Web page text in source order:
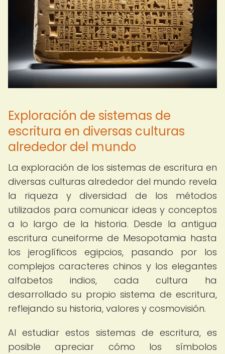
Exploración de sistemas de
escritura en diversas culturas
alrededor del mundo
La exploración de los sistemas de escritura en
diversas culturas alrededor del mundo revela
la riqueza y diversidad de los métodos
utilizados para comunicar ideas y conceptos
a lo largo de la historia. Desde la antigua
escritura cuneiforme de Mesopotamia hasta
los jeroglíficos egipcios, pasando por los
complejos caracteres chinos y los elegantes
alfabetos indios, cada cultura ha
desarrollado su propio sistema de escritura,
reflejando su historia, valores y cosmovisión.
Al estudiar estos sistemas de escritura, es
posible apreciar cómo los símbolos